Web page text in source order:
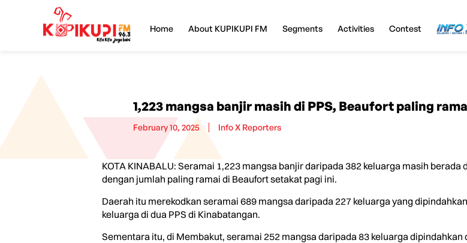
Home About KUPIKUPI FM Segments Activities Contest InfoX
1,223 mangsa banjir masih di PPS, Beaufort paling
February 10, 2025 Info X Reporters
KOTA KINABALU: Seramai 1,223 mangsa banjir daripada 382 keluarga masih
dengan jumlah paling ramai di Beaufort setakat pagi ini.
Daerah itu merekodkan seramai 689 mangsa daripada 227 keluarga yang
keluarga di dua PPS di Kinabatangan.
Sementara itu, di Membakut, seramai 252 mangsa daripada 83 keluarga dipindahkan